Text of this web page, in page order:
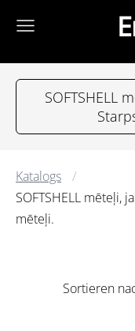
SOFTSHELL
Katalogs
SOFTSHELL mēteļi,
mēteļi.
Sortieren